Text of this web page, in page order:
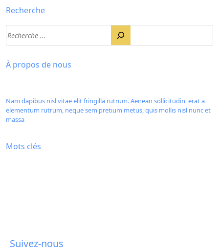
Recherche
À propos de nous
Nam dapibus nisl vitae elit fringilla rutrum. Aenean sollicitudin, erat a
elementum rutrum, neque sem pretium metus, quis mollis nisl nunc et
massa
Mots clés
Suivez-nous